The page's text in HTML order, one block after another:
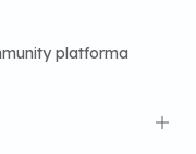
platforma